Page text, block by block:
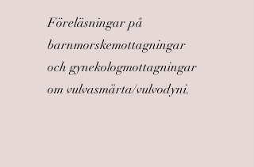
Föreläsningar på
barnmorskemottagningar
och gynekologmottagningar
om vulvasmärta/vulvodyni.